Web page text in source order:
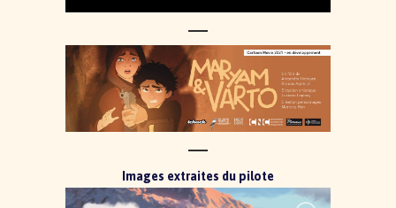
Images extraites du pilote